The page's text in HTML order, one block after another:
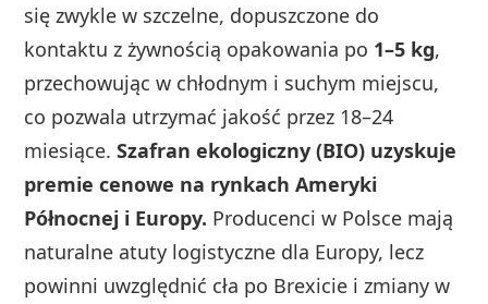
się zwykle w szczelne, dopuszczone do
kontaktu z żywnością opakowania po 1–5 kg,
przechowując w chłodnym i suchym miejscu,
co pozwala utrzymać jakość przez 18–24
miesiące.Szafran ekologiczny (BIO) uzyskuje
premie cenowe na rynkach Ameryki
Północnej i Europy. Producenci w Polsce mają
naturalne atuty logistyczne dla Europy, lecz
powinni uwzględnić cła po Brexicie i zmiany w